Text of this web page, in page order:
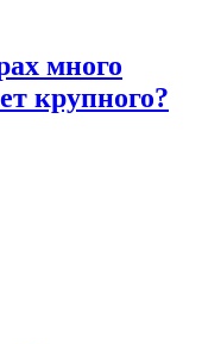
много
крупного?